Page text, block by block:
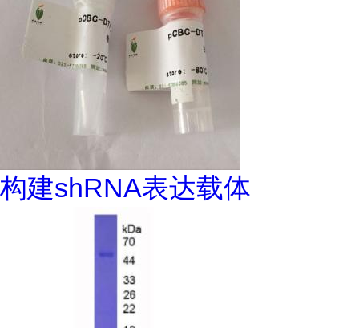
构建shRNA表达载体